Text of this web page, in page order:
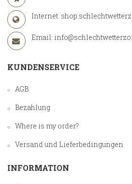
Internet:
Email:
KUNDENSERVICE
AGB
Bezahlung
Where is my order?
Versand und Lieferbedingungen
INFORMATION